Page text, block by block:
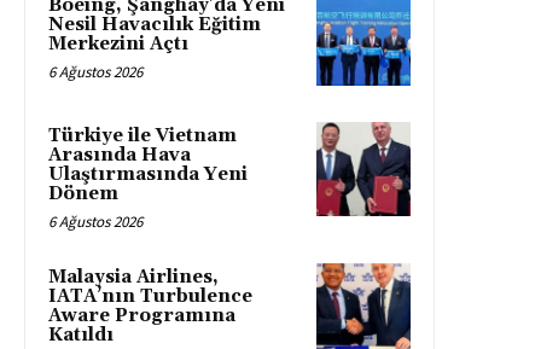
Boeing, Şanghay’da Yeni
Nesil Havacılık Eğitim
Merkezini Açtı
6 Ağustos 2026
Türkiye ile Vietnam
Arasında Hava
Ulaştırmasında Yeni
Dönem
6 Ağustos 2026
Malaysia Airlines,
IATA’nın Turbulence
Aware Programına
Katıldı